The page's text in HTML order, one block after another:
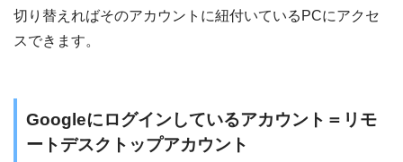
切り替えればそのアカウントに紐付いているPCにアクセ
スできます。
Googleにログインしているアカウント＝リモ
ートデスクトップアカウント